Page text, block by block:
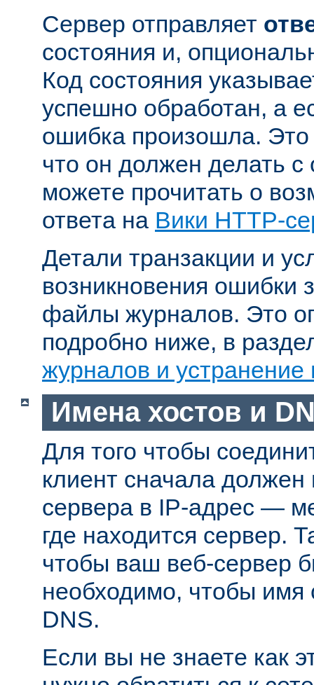
Сервер отправляет
состояния и,
Код состояния
успешно обработан, а
ошибка произошла. Это
что он должен делать
можете прочитать о
ответа на Вики HTTP-
Детали транзакции и
возникновения ошибки
файлы журналов. Это
подробно ниже, в
журналов и устранение
Имена хостов и
Для того чтобы
клиент сначала
сервера в IP-адрес —
где находится сервер.
чтобы ваш веб-сервер
необходимо, чтобы имя
DNS.
Если вы не знаете как